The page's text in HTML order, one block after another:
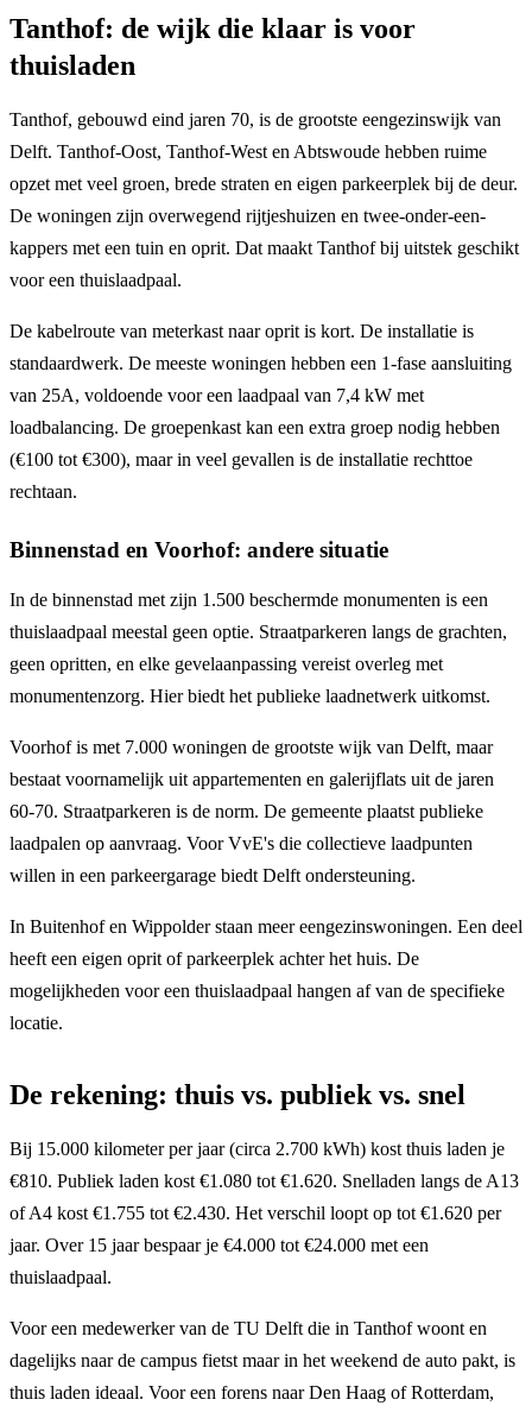
Tanthof: de wijk die klaar is voor
thuisladen
Tanthof, gebouwd eind jaren 70, is de grootste eengezinswijk van
Delft. Tanthof-Oost, Tanthof-West en Abtswoude hebben ruime
opzet met veel groen, brede straten en eigen parkeerplek bij de deur.
De woningen zijn overwegend rijtjeshuizen en twee-onder-een-
kappers met een tuin en oprit. Dat maakt Tanthof bij uitstek geschikt
voor een thuislaadpaal.
De kabelroute van meterkast naar oprit is kort. De installatie is
standaardwerk. De meeste woningen hebben een 1-fase aansluiting
van 25A, voldoende voor een laadpaal van 7,4 kW met
loadbalancing. De groepenkast kan een extra groep nodig hebben
(€100 tot €300), maar in veel gevallen is de installatie rechttoe
rechtaan.
Binnenstad en Voorhof: andere situatie
In de binnenstad met zijn 1.500 beschermde monumenten is een
thuislaadpaal meestal geen optie. Straatparkeren langs de grachten,
geen opritten, en elke gevelaanpassing vereist overleg met
monumentenzorg. Hier biedt het publieke laadnetwerk uitkomst.
Voorhof is met 7.000 woningen de grootste wijk van Delft, maar
bestaat voornamelijk uit appartementen en galerijflats uit de jaren
60-70. Straatparkeren is de norm. De gemeente plaatst publieke
laadpalen op aanvraag. Voor VvE's die collectieve laadpunten
willen in een parkeergarage biedt Delft ondersteuning.
In Buitenhof en Wippolder staan meer eengezinswoningen. Een deel
heeft een eigen oprit of parkeerplek achter het huis. De
mogelijkheden voor een thuislaadpaal hangen af van de specifieke
locatie.
De rekening: thuis vs. publiek vs. snel
Bij 15.000 kilometer per jaar (circa 2.700 kWh) kost thuis laden je
€810. Publiek laden kost €1.080 tot €1.620. Snelladen langs de A13
of A4 kost €1.755 tot €2.430. Het verschil loopt op tot €1.620 per
jaar. Over 15 jaar bespaar je €4.000 tot €24.000 met een
thuislaadpaal.
Voor een medewerker van de TU Delft die in Tanthof woont en
dagelijks naar de campus fietst maar in het weekend de auto pakt, is
thuis laden ideaal. Voor een forens naar Den Haag of Rotterdam,